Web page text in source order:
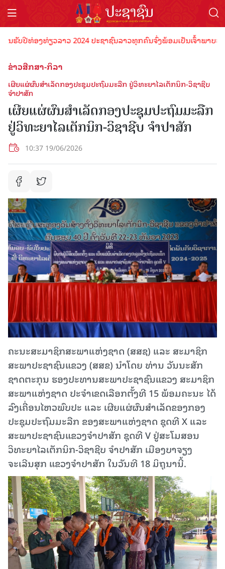
ບປີທ່ອງທ່ຽວລາວ 2024 ປະຊາຊົນລາວທຸກຄົນຈົ່ງພ້ອມເປັນເຈົ້າພາບທີ່ດີ
ຂ່າວສືກສາ-ກິລາ
ເຜີຍແຜ່ຜົນສຳເລັດກອງປະຊຸມປະຖົມມະລືກ ຢູ່ວິທະຍາໄລເຕັກນິກ-ວິຊາຊີບ
ຈຳປາສັກ
ເຜີຍແຜ່ຜົນສຳເລັດກອງປະຊຸມປະຖົມມະລືກ
ຢູ່ວິທະຍາໄລເຕັກນິກ-ວິຊາຊີບ ຈຳປາສັກ
10:37 19/06/2026
ຄະນະສະມາຊິກສະພາແຫ່ງຊາດ (ສສຊ) ແລະ ສະມາຊິກ
ສະພາປະຊາຊົນແຂວງ (ສສຂ) ນຳໂດຍ ທ່ານ ວັນນະສັກ
ຊາດຕະກຸນ ຮອງປະທານສະພາປະຊາຊົນແຂວງ ສະມາຊິກ
ສະພາແຫ່ງຊາດ ປະຈຳເຂດເລືອກຕັ້ງທີ 15 ພ້ອມ​ຄະ​ນະ ໄດ້
ລົງເຄື່ອນໄຫວພົບປະ ແລະ ເຜີຍແຜ່ຜົນສຳເລັດຂອງກອງ
ປະຊຸມປະຖົມມະລືກ ຂອງສະພາແຫ່ງຊາດ ຊຸດທີ X ແລະ
ສະພາປະຊາຊົນແຂວງຈຳປາສັກ ຊຸດທີ V ຢູ່ສະໂມສອນ
ວິທະຍາໄລເຕັກນິກ-ວິຊາຊີບ ຈຳປາສັກ ເມືອງບາຈຽງ
ຈະເລີນສຸກ ແຂວງຈຳປາສັກ ໃນ​ວັນ​ທີ 18 ມິ​ຖຸ​ນາ​ນີ້.